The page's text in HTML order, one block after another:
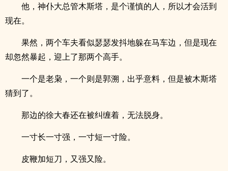
他，神仆大总管木斯塔，是个谨慎的人，所以才会活到
现在。
果然，两个车夫看似瑟瑟发抖地躲在马车边，但是现在
却忽然暴起，迎上了那两个高手。
一个是老枭，一个则是郭溯，出乎意料，但是被木斯塔
猜到了。
那边的徐大春还在被纠缠着，无法脱身。
一寸长一寸强，一寸短一寸险。
皮鞭加短刀，又强又险。